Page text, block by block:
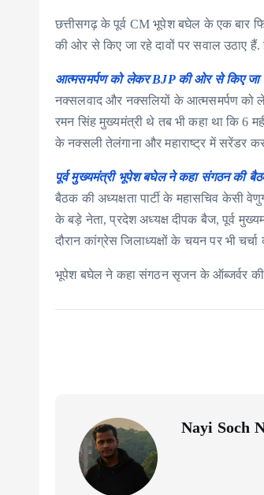
छत्तीसगढ़ के पूर्व CM भूपेश बघेल के एक बार
की ओर से किए जा रहे दावों पर सवाल उठाए
आत्मसमर्पण को लेकर BJP की ओर से किए जा
नक्सलवाद और नक्सलियों के आत्मसमर्पण को
रमन सिंह मुख्यमंत्री थे तब भी कहा था कि 6
के नक्सली तेलंगाना और महाराष्ट्र में सरेंडर
पूर्व मुख्यमंत्री भूपेश बघेल ने कहा संगठन की
बैठक की अध्यक्षता पार्टी के महासचिव केसी
के बड़े नेता, प्रदेश अध्यक्ष दीपक बैज, पूर्व
दौरान कांग्रेस जिलाध्यक्षों के चयन पर भी चर्चा
भूपेश बघेल ने कहा संगठन सृजन के ऑब्जर्वर की
Nayi Soch